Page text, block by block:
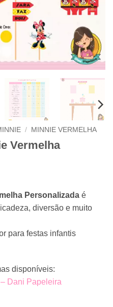
/ MINNIE VERMELHA
Vermelha
Personalizada é
diversão e muito
para festas infantis
disponíveis:
Dani Papeleira